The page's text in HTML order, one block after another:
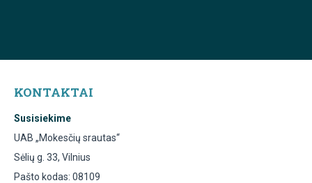
KONTAKTAI
Susisiekime
UAB „Mokesčių srautas“
Sėlių g. 33, Vilnius
Pašto kodas: 08109